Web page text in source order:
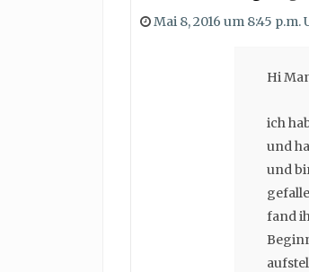
Mai 8, 2016 um 8:45 p.m.
Hi
ich
und
und
fand